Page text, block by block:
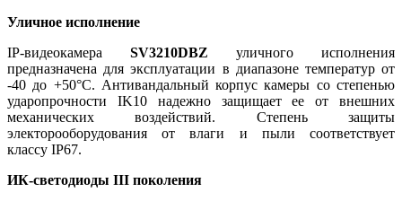
Уличное исполнение
IP-видеокамера SV3210DBZ уличного исполнения
предназначена для эксплуатации в диапазоне температур от
-40 до +50°C. Антивандальный корпус камеры со степенью
ударопрочности IK10 надежно защищает ее от внешних
механических воздействий. Степень защиты
электорооборудования от влаги и пыли соответствует
классу IP67.
ИК-светодиоды III поколения